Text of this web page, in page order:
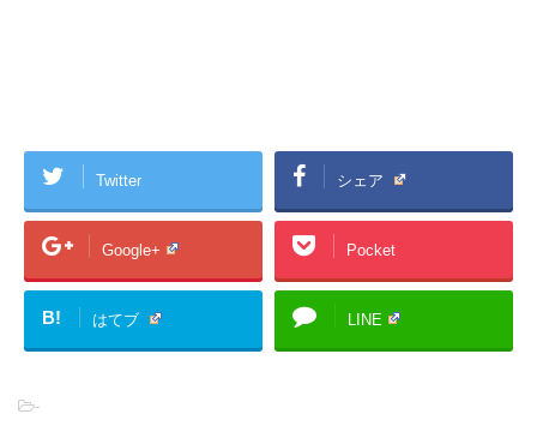
Twitter シェア
Google+ Pocket
B! はてブ LINE
-